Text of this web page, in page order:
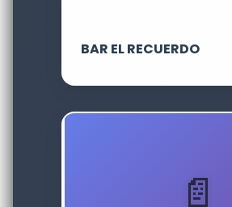
BAR EL RECUERDO